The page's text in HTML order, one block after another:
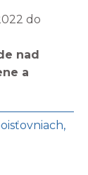
do
nad
a